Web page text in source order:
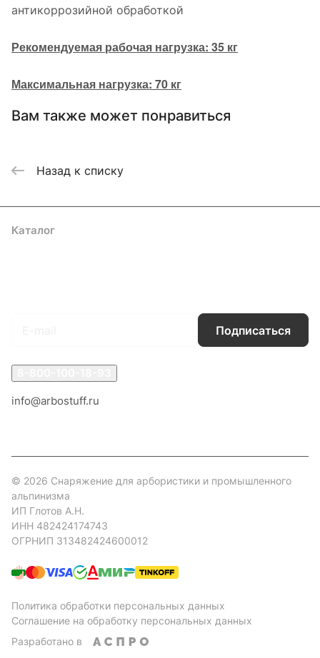
антикоррозийной обработкой
Рекомендуемая рабочая нагрузка: 35 кг
Максимальная нагрузка: 70 кг
Вам также может понравиться
Назад к списку
Каталог
Подписаться
info@arbostuff.ru
© 2026 Снаряжение для арбористики и промышленного
альпинизма
ИП Глотов А.Н.
ИНН 482424174743
ОГРНИП 313482424600012
Политика обработки персональных данных
Соглашение на обработку персональных данных
Разработано в